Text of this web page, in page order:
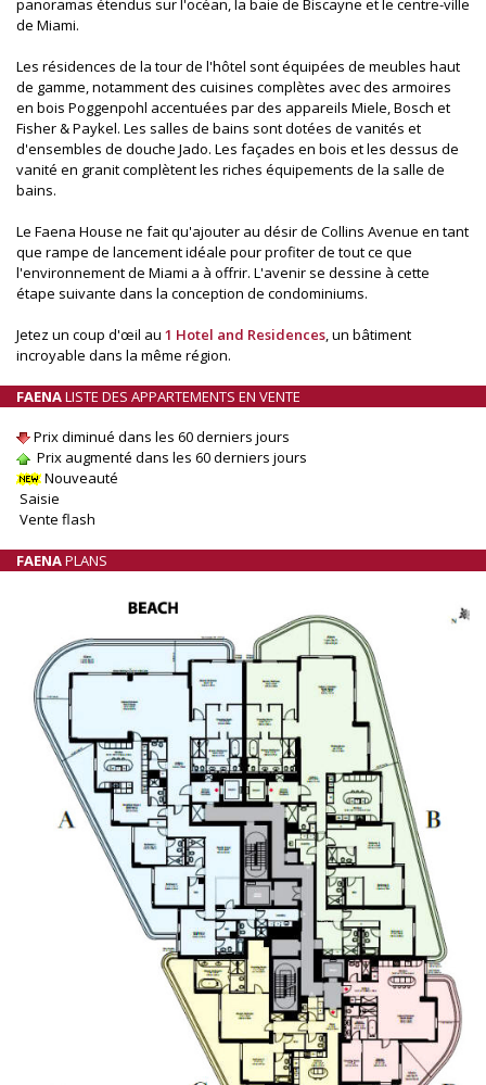
panoramas étendus sur l'océan, la baie de Biscayne et le centre-ville
de Miami.
Les résidences de la tour de l'hôtel sont équipées de meubles haut
de gamme, notamment des cuisines complètes avec des armoires
en bois Poggenpohl accentuées par des appareils Miele, Bosch et
Fisher & Paykel. Les salles de bains sont dotées de vanités et
d'ensembles de douche Jado. Les façades en bois et les dessus de
vanité en granit complètent les riches équipements de la salle de
bains.
Le Faena House ne fait qu'ajouter au désir de Collins Avenue en tant
que rampe de lancement idéale pour profiter de tout ce que
l'environnement de Miami a à offrir. L'avenir se dessine à cette
étape suivante dans la conception de condominiums.
Jetez un coup d'œil au 1 Hotel and Residences, un bâtiment
incroyable dans la même région.
FAENALISTE DES APPARTEMENTS EN VENTE
Prix diminué dans les 60 derniers jours
Prix augmenté dans les 60 derniers jours
Nouveauté
Saisie
Vente flash
FAENAPLANS